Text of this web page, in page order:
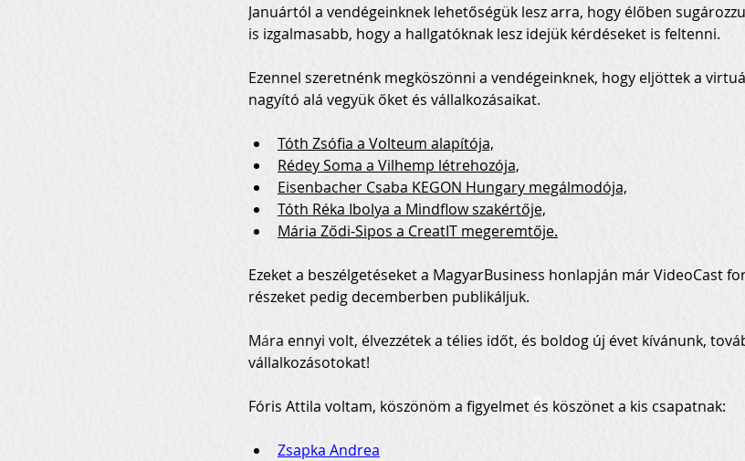
Januártól a vendégeinknek lehetőségük lesz arra, hogy élőben
is izgalmasabb, hogy a hallgatóknak lesz idejük kérdéseket is feltenni.
Ezennel szeretnénk megköszönni a vendégeinknek, hogy eljöttek a
nagyító alá vegyük őket és vállalkozásaikat.
Tóth Zsófia a Volteum alapítója,
Rédey Soma a Vilhemp létrehozója,
Eisenbacher Csaba KEGON Hungary megálmodója,
Tóth Réka Ibolya a Mindflow szakértője,
Mária Ződi-Sipos a CreatIT megeremtője.
Ezeket a beszélgetéseket a MagyarBusiness honlapján már VideoCast
részeket pedig decemberben publikáljuk.
Mára ennyi volt, élvezzétek a télies időt, és boldog új évet kívánunk,
vállalkozásotokat!
Fóris Attila voltam, köszönöm a figyelmet és köszönet a kis csapatnak:
Zsapka Andrea